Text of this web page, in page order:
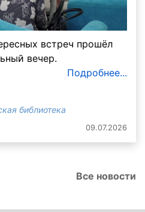
встреч прошёл
вечер.
Подробнее...
библиотека
09.07.2026
Все новости